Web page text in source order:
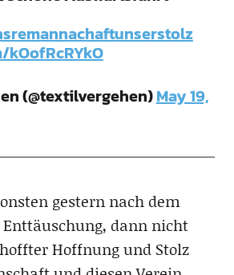
(@textilvergehen)May 19,
gestern nach dem
dann nicht
Hoffnung und Stolz